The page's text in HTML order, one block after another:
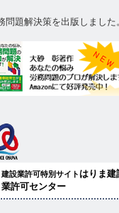
問題解決策を出版しました
建設業許可特別サイト はりま建
業許可センター